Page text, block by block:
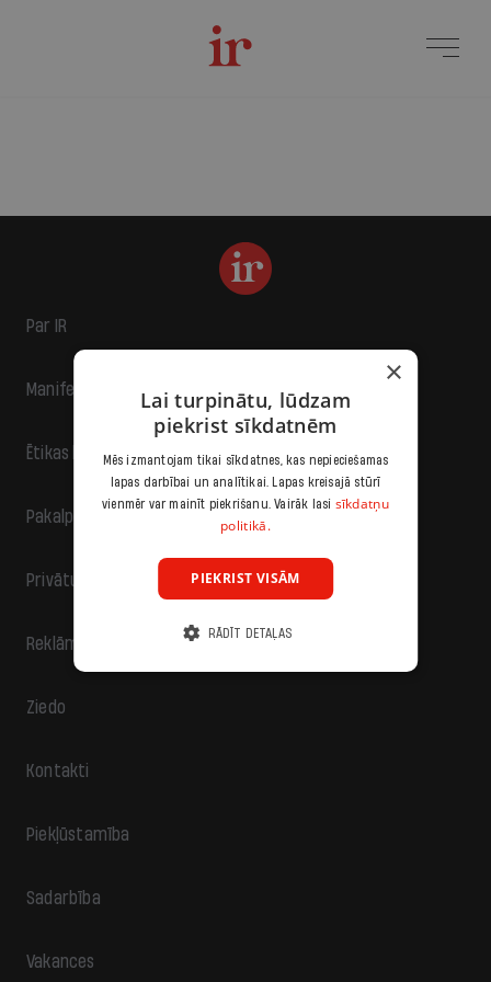
Par IR
Manifests
Ētikas kodekss
Pakalpojumu sniegšanas noteikumi
Privātuma politika
Reklāma
Ziedo
Kontakti
Piekļūstamība
Sadarbība
Vakances
×
Lai turpinātu, lūdzam
piekrist sīkdatnēm
Mēs izmantojam tikai sīkdatnes, kas nepieciešamas
lapas darbībai un analītikai. Lapas kreisajā stūrī
vienmēr var mainīt piekrišanu. Vairāk lasi sīkdatņu
politikā.
PIEKRIST VISĀM
RĀDĪT DETAĻAS